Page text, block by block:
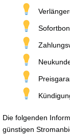
Die folgenden
günstigen